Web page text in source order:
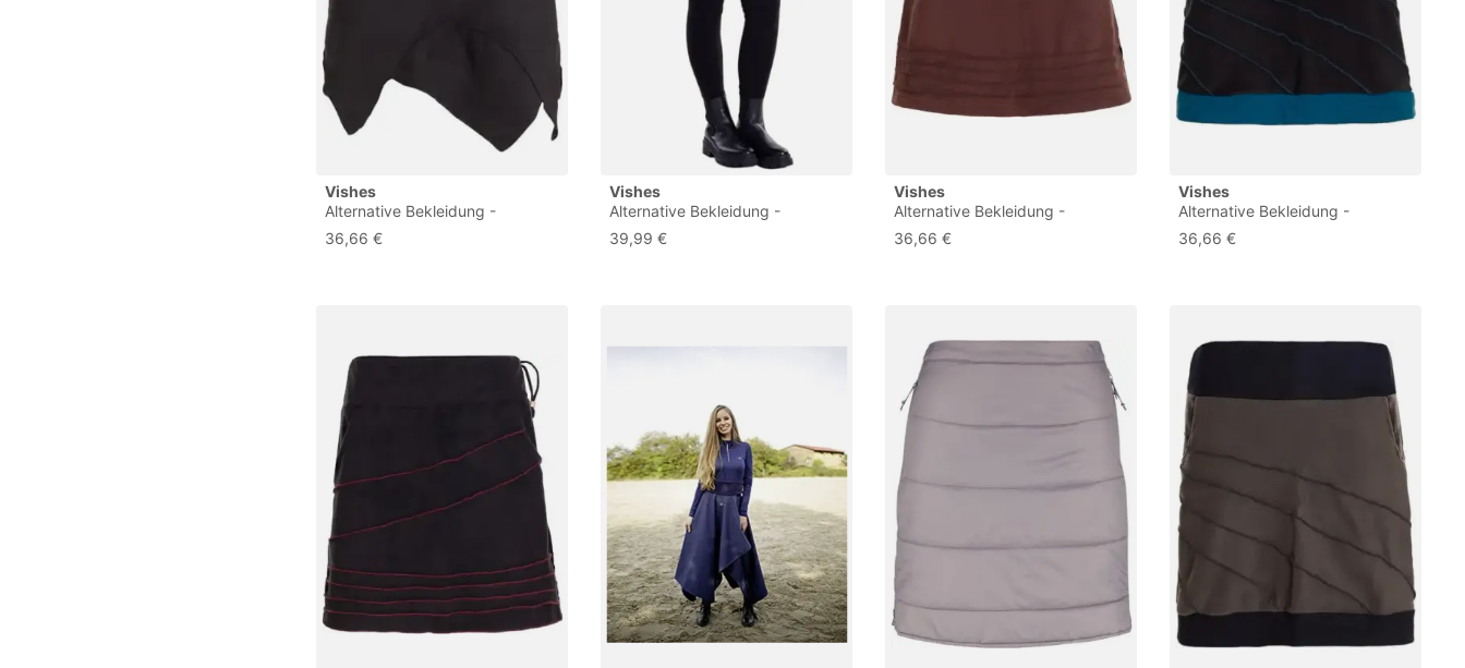
Vishes
Alternative Bekleidung -
Thermorock Warmer Damen
Winterrock kurz Zipfelrock aus
36,66 €
Vishes
Alternative Bekleidung -
Thermorock Warmer Damen
Winterröcke kurz Lagenlook aus
39,99 €
Vishes
Alternative Bekleidung -
Thermorock Warmer Damen
Winterrock kurz Minirock aus
36,66 €
Vishes
Alternative Bekleidung -
Thermorock Warmer Damen
Winterrock kurz Minirock aus
36,66 €